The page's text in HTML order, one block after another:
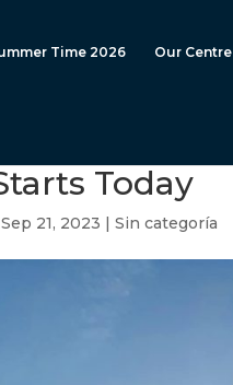
Time 2026 Our Centre
Today
Sep 21, 2023 |Sin categoría